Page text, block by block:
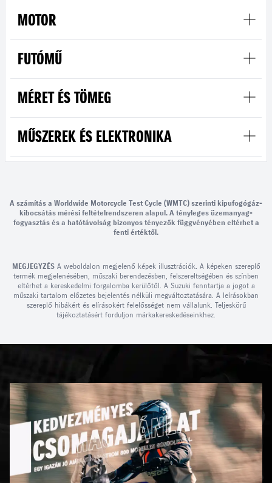
MOTOR
FUTÓMŰ
MÉRET ÉS TÖMEG
MŰSZEREK ÉS ELEKTRONIKA
A számítás a Worldwide Motorcycle Test Cycle (WMTC) szerinti kipufogógáz-
kibocsátás mérési feltételrendszeren alapul. A tényleges üzemanyag-
fogyasztás és a hatótávolság bizonyos tényezők függvényében eltérhet a
fenti értéktől.
MEGJEGYZÉSA weboldalon megjelenő képek illusztrációk. A képeken szereplő
termék megjelenésében, műszaki berendezésben, felszereltségében és színben
eltérhet a kereskedelmi forgalomba kerülőtől. A Suzuki fenntartja a jogot a
műszaki tartalom előzetes bejelentés nélküli megváltoztatására. A leírásokban
szereplő hibákért és elírásokért felelősséget nem vállalunk. Teljeskörű
tájékoztatásért forduljon márkakereskedéseinkhez.